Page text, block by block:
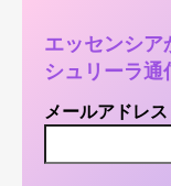
エッセンシ
シュリーラ通
メールアドレス